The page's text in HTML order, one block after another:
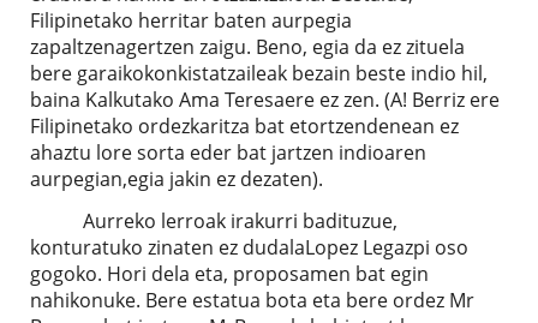
Filipinetako herritar baten aurpegia
zapaltzenagertzen zaigu. Beno, egia da ez zituela
bere garaikokonkistatzaileak bezain beste indio hil,
baina Kalkutako Ama Teresaere ez zen. (A! Berriz ere
Filipinetako ordezkaritza bat etortzendenean ez
ahaztu lore sorta eder bat jartzen indioaren
aurpegian,egia jakin ez dezaten).
Aurreko lerroak irakurri badituzue,
konturatuko zinaten ez dudalaLopez Legazpi oso
gogoko. Hori dela eta, proposamen bat egin
nahikonuke. Bere estatua bota eta bere ordez Mr